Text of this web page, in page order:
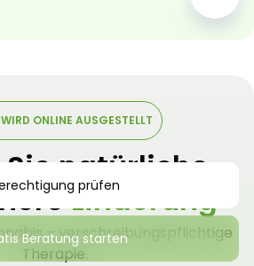
ONLINE AUSGESTELLT
Sie natürliche
Linderung
– verschreibungspflichtige
Therapie.
prüfen
Beratung starten